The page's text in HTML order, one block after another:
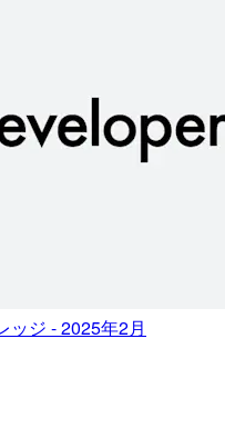
ッジ - 2025年2月